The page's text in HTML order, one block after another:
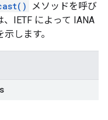
メソッドを呼び
IETF によって IANA
します。